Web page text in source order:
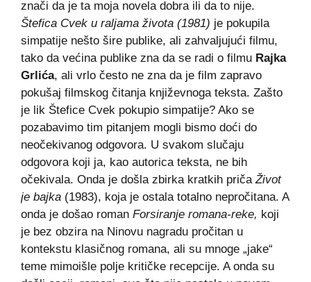
znači da je ta moja novela dobra ili da to nije.
Štefica Cvek u raljama života (1981) je pokupila
simpatije nešto šire publike, ali zahvaljujući filmu,
tako da većina publike zna da se radi o filmu Rajka
Grlića, ali vrlo često ne zna da je film zapravo
pokušaj filmskog čitanja književnoga teksta. Zašto
je lik Štefice Cvek pokupio simpatije? Ako se
pozabavimo tim pitanjem mogli bismo doći do
neočekivanog odgovora. U svakom slučaju
odgovora koji ja, kao autorica teksta, ne bih
očekivala. Onda je došla zbirka kratkih priča Život
je bajka (1983), koja je ostala totalno nepročitana. A
onda je došao roman Forsiranje romana-reke, koji
je bez obzira na Ninovu nagradu pročitan u
kontekstu klasičnog romana, ali su mnoge „jake“
teme mimoišle polje kritičke recepcije. A onda su